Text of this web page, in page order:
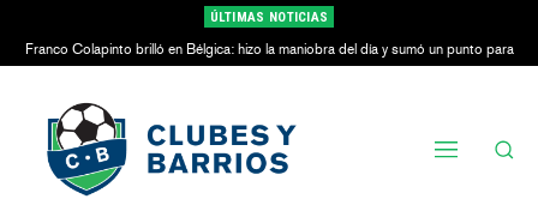
ÚLTIMAS NOTICIAS
Franco Colapinto brilló en Bélgica: hizo la maniobra del día y sumó un punto para
Alpine